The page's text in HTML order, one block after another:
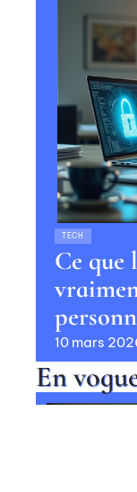
TECH
Ce
10 mars
En